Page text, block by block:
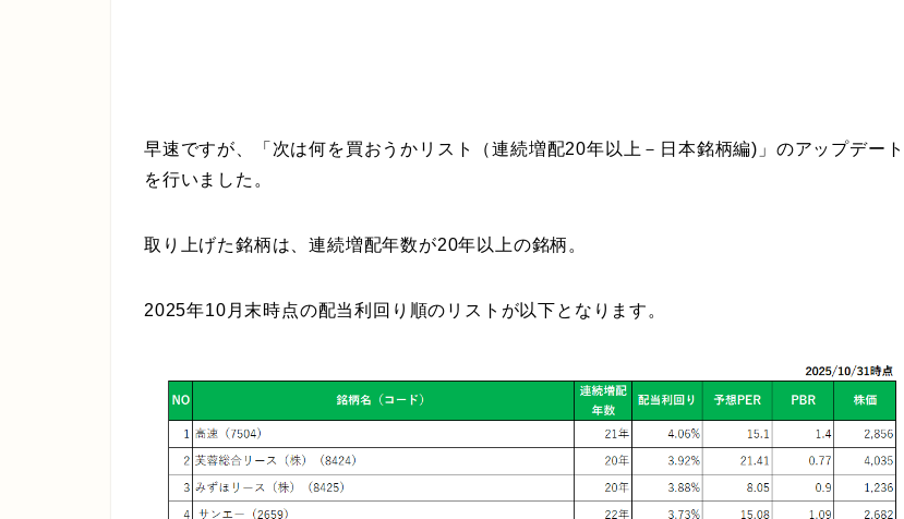
早速ですが、「次は何を買おうかリスト（連続増配20年以上－日本銘柄編)」のアップデート
を行いました。
取り上げた銘柄は、連続増配年数が20年以上の銘柄。
2025年10月末時点の配当利回り順のリストが以下となります。